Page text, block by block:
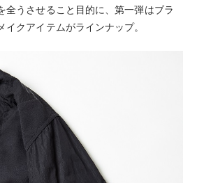
全うさせること目的に、第一弾はブラ
イクアイテムがラインナップ。